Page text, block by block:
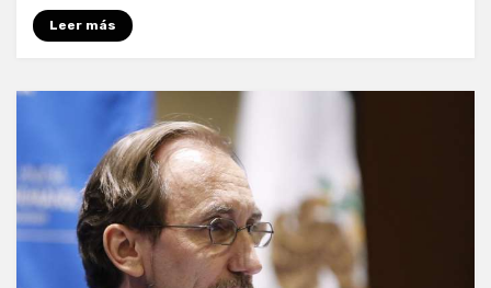
Leer más